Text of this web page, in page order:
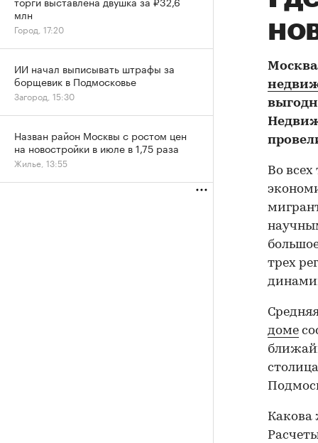
Во
трех
доме
Какова
млн
Город, 17:20
ИИ начал выписывать штрафы за
борщевик в Подмосковье
Загород, 15:30
Назван район Москвы с ростом цен
на новостройки в июле в 1,75 раза
Жилье, 13:55